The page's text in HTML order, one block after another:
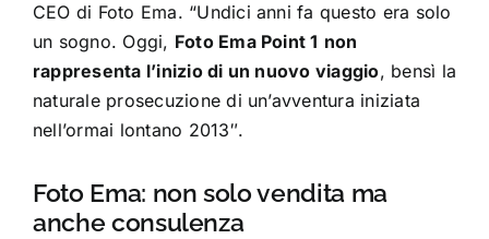
CEO di Foto Ema. “Undici anni fa questo era solo
un sogno. Oggi, Foto Ema Point 1 non
rappresenta l’inizio di un nuovo viaggio, bensì la
naturale prosecuzione di un’avventura iniziata
nell’ormai lontano 2013″.
Foto Ema: non solo vendita ma
anche consulenza